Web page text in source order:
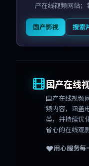
产在线视频网站；
国产影视 搜索
国产在线
国产在线视频
频内容，涵盖
类，并持续优
省心的在线观
❤️用心服务每